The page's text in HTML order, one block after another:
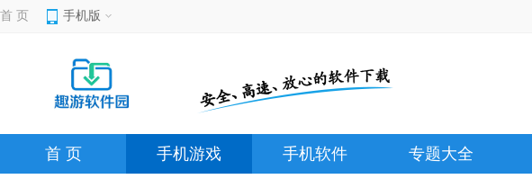
首 页 手机版
首 页 手机游戏 手机软件 专题大全